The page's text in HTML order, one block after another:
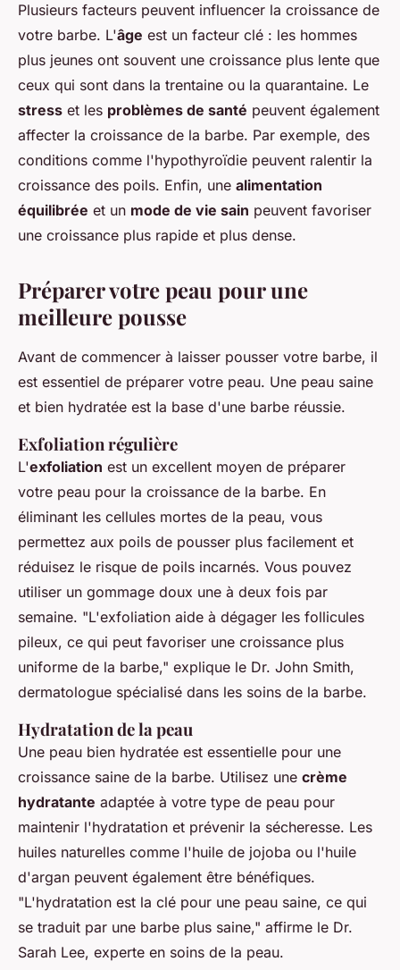
Plusieurs facteurs peuvent influencer la croissance de
votre barbe. L'âge est un facteur clé : les hommes
plus jeunes ont souvent une croissance plus lente que
ceux qui sont dans la trentaine ou la quarantaine. Le
stress et les problèmes de santé peuvent également
affecter la croissance de la barbe. Par exemple, des
conditions comme l'hypothyroïdie peuvent ralentir la
croissance des poils. Enfin, une alimentation
équilibrée et un mode de vie sain peuvent favoriser
une croissance plus rapide et plus dense.
Préparer votre peau pour une
meilleure pousse
Avant de commencer à laisser pousser votre barbe, il
est essentiel de préparer votre peau. Une peau saine
et bien hydratée est la base d'une barbe réussie.
Exfoliation régulière
L'exfoliation est un excellent moyen de préparer
votre peau pour la croissance de la barbe. En
éliminant les cellules mortes de la peau, vous
permettez aux poils de pousser plus facilement et
réduisez le risque de poils incarnés. Vous pouvez
utiliser un gommage doux une à deux fois par
semaine. "L'exfoliation aide à dégager les follicules
pileux, ce qui peut favoriser une croissance plus
uniforme de la barbe," explique le Dr. John Smith,
dermatologue spécialisé dans les soins de la barbe.
Hydratation de la peau
Une peau bien hydratée est essentielle pour une
croissance saine de la barbe. Utilisez une crème
hydratante adaptée à votre type de peau pour
maintenir l'hydratation et prévenir la sécheresse. Les
huiles naturelles comme l'huile de jojoba ou l'huile
d'argan peuvent également être bénéfiques.
"L'hydratation est la clé pour une peau saine, ce qui
se traduit par une barbe plus saine," affirme le Dr.
Sarah Lee, experte en soins de la peau.